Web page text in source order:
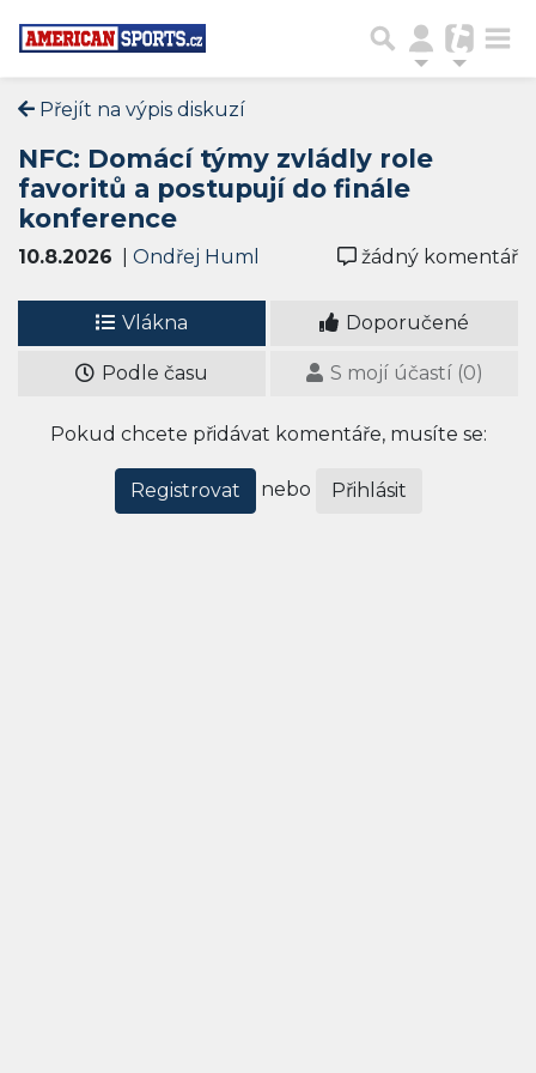
Přejít na výpis diskuzí
NFC: Domácí týmy zvládly role
favoritů a postupují do finále
konference
10.8.2026 Ondřej Huml žádný komentář
Vlákna Doporučené
Podle času S mojí účastí (0)
Pokud chcete přidávat komentáře, musíte se:
Registrovat nebo Přihlásit